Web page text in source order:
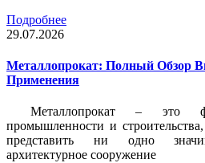
Подробнее
29.07.2026
Металлопрокат: Полный Обзор
Применения
Металлопрокат – это
промышленности и
представить ни одно
архитектурное сооружение